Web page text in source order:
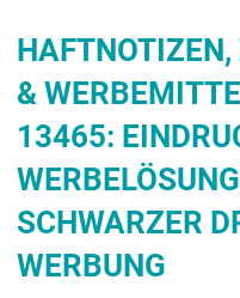
&
13465:
SCHWARZER
WERBUNG